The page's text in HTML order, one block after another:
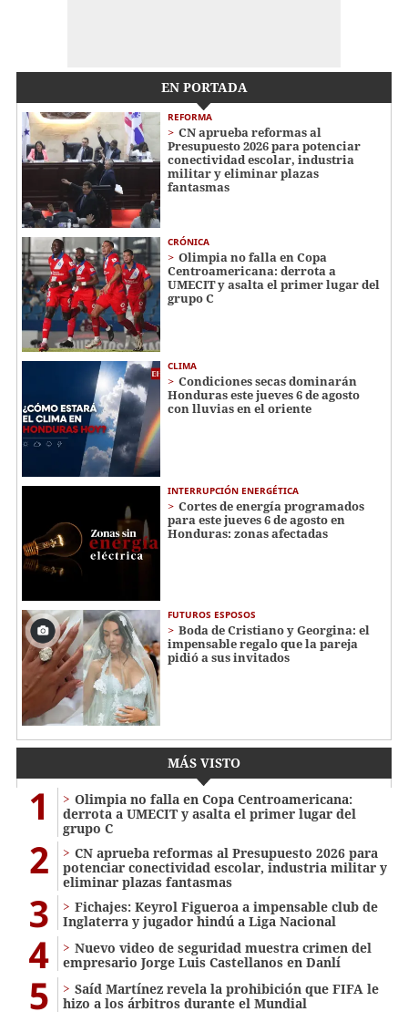
EN PORTADA
REFORMA
CN aprueba reformas al
Presupuesto 2026 para potenciar
conectividad escolar, industria
militar y eliminar plazas
fantasmas
CRÓNICA
Olimpia no falla en Copa
Centroamericana: derrota a
UMECIT y asalta el primer lugar del
grupo C
CLIMA
Condiciones secas dominarán
Honduras este jueves 6 de agosto
con lluvias en el oriente
INTERRUPCIÓN ENERGÉTICA
Cortes de energía programados
para este jueves 6 de agosto en
Honduras: zonas afectadas
FUTUROS ESPOSOS
Boda de Cristiano y Georgina: el
impensable regalo que la pareja
pidió a sus invitados
MÁS VISTO
1
Olimpia no falla en Copa Centroamericana:
derrota a UMECIT y asalta el primer lugar del
grupo C
2
CN aprueba reformas al Presupuesto 2026 para
potenciar conectividad escolar, industria militar y
eliminar plazas fantasmas
3
Fichajes: Keyrol Figueroa a impensable club de
Inglaterra y jugador hindú a Liga Nacional
4
Nuevo video de seguridad muestra crimen del
empresario Jorge Luis Castellanos en Danlí
5
Saíd Martínez revela la prohibición que FIFA le
hizo a los árbitros durante el Mundial